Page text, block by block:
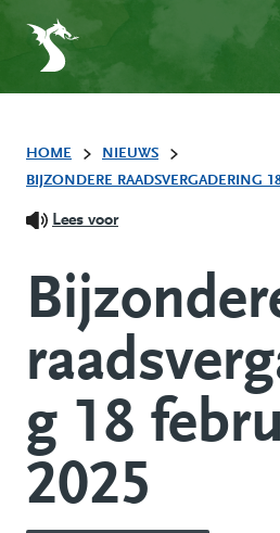
HOME
NIEUWS
BIJZONDERE RAADSVERGADERING
Lees voor
g 18
2025